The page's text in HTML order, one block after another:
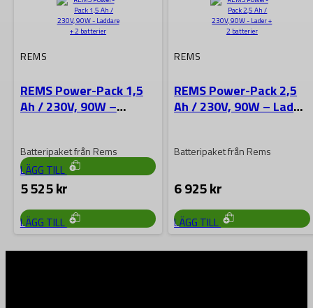
Festool Laddpaket SYS
Kompakt laddpaket för 18 V-
maskiner med två 4,0 Ah-
batterier och snabbladdare.
LÄGG TILL
REMS
REMS Power-Pack 1,5
Ah / 230V, 90W –
Batteripaket från Rems
5 525kr
LÄGG TILL
REMS
REMS Power-Pack 2,5
Ah / 230V, 90W – Lader
Batteripaket från Rems
6 925kr
LÄGG TILL